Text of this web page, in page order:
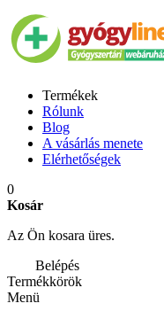
Termékek
Rólunk
Blog
A vásárlás menete
Elérhetőségek
0
Kosár
Az Ön kosara üres.
Belépés
Termékkörök
Menü